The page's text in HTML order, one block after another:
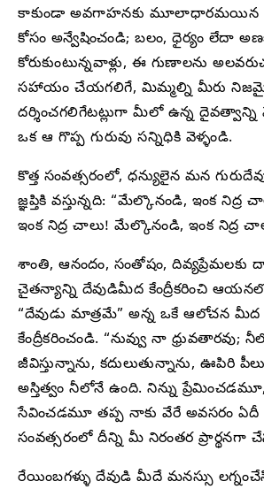
కాకుండా అవగాహనకు మూలాధారమయిన ఆ
కోసం అన్వేషించండి; బలం, ధైర్యం లేదా
కోరుకుంటున్నవాళ్లు, ఈ గుణాలను
సహాయం చేయగలిగే, మిమ్మల్ని మీరు
దర్శించగలిగేటట్లుగా మీలో ఉన్న
ఒక ఆ గొప్ప గురువు సన్నిధికి వెళ్ళండి.
కొత్త సంవత్సరంలో, ధన్యులైన మన
జ్ఞప్తికి వస్తున్నది: “మేల్కొనండి, ఇంక
ఇంక నిద్ర చాలు! మేల్కొనండి, ఇంక నిద్ర
శాంతి, ఆనందం, సంతోషం, దివ్యప్రేమలకు
చైతన్యాన్ని దేవుడిమీద కేంద్రీకరించి
“దేవుడు మాత్రమే” అన్న ఒకే ఆలోచన మీద
కేంద్రీకరించండి. “నువ్వు నా ధ్రువతారవు;
జీవిస్తున్నాను, కదులుతున్నాను, ఊపిరి
అస్తిత్వం నీలోనే ఉంది. నిన్ను
సేవించడమూ తప్ప నాకు వేరే అవసరం ఏదీ
సంవత్సరంలో దీన్ని మీ నిరంతర ప్రార్థనగా
రేయింబగళ్ళు దేవుడి మీదే మనస్సు